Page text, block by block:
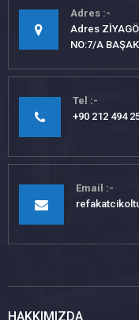
Adres
Adres
NO:7/A
Tel
+90 212 494
Email
HAKKIMIZDA